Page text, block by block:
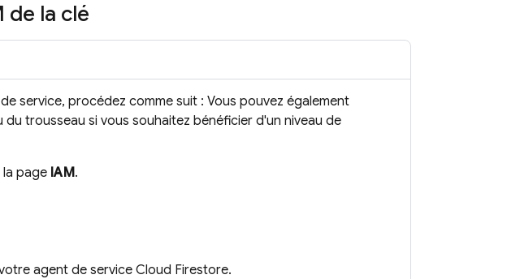
de la clé
service, procédez comme suit : Vous pouvez également
du trousseau si vous souhaitez bénéficier d'un niveau de
page IAM.
agent de service Cloud Firestore.